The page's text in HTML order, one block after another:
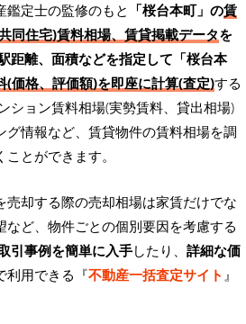
鑑定士の監修のもと 「桜台本町」の賃
同住宅)賃料相場、賃貸掲載データを
距離、面積などを指定して「桜台本
(価格、評価額)を即座に計算(査定)する
ション賃料相場(実勢賃料、貸出相場)
グ情報など、賃貸物件の賃料相場を調
とができます。
売却する際の売却相場は家賃だけでな
など、物件ごとの個別要因を考慮する
引事例を簡単に入手したり、 詳細な価
利用できる『不動産一括査定サイト 』